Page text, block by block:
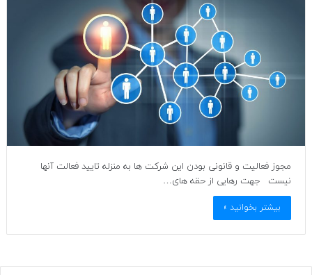
مجوز فعالیت و قانونی بودن این شرکت ها به منزله تایید فعالت آنها
نیست جهت رهایی از حقه های…
بیشتر بخوانید »